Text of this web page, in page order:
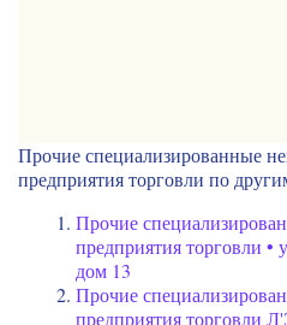
Прочие специализированные
предприятия торговли по
Прочие
предприятия торговли
дом 13
Прочие
предприятия торговли